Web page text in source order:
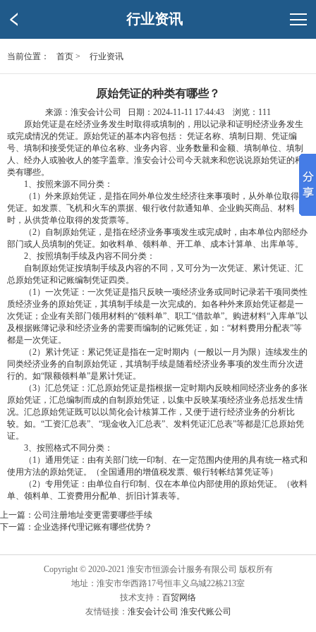
行业资讯
当前位置： 首页 > 行业资讯
原始凭证的种类有哪些？
来源：淮安会计公司 日期：2024-11-11 17:44:43 浏览： 111
原始凭证是在经济业务发生时取得或填制的，用以记录和证明经济业务发生
或完成情况的凭证。原始凭证的基本内容包括： 凭证名称、填制日期、凭证编
号、填制和接受凭证的单位名称、业务内容、业务数量和金额、填制单位、填制
人、经办人或验收人的签字盖章。淮安会计公司今天就来和您说说原始凭证的种
类有哪些。
1、按照来源不同分类：
（1）外来原始凭证，是指在同外单位发生经济往来事项时，从外单位取得的
凭证。如发票、飞机和火车的票据、银行收付款通知单、企业购买商品、材料
时，从供货单位取得的发货票等。
（2）自制原始凭证，是指在经济业务事项发生或完成时，由本单位内部经办
部门或人员填制的凭证。如收料单、领料单、开工单、成本计算单、出库单等。
2、按照填制手续及内容不同分类：
自制原始凭证按填制手续及内容的不同，又可分为一次凭证、累计凭证、汇
总原始凭证和记账编制凭证四类。
（1）一次凭证：一次凭证是指只反映一项经济业务或同时记录若干项同类性
质经济业务的原始凭证，其填制手续是一次完成的。如各种外来原始凭证都是一
次凭证；企业有关部门领用材料的“领料单”、职工“借款单”。购进材料“入库单”以
及根据账簿记录和经济业务的需要而编制的记账凭证，如：“材料费用分配表”等
都是一次凭证。
（2）累计凭证：累记凭证是指在一定时期内（一般以一月为限）连续发生的
同类经济业务的自制原始凭证，其填制手续是随着经济业务事项的发生而分次进
行的。如“限额领料单”是累计凭证。
（3）汇总凭证：汇总原始凭证是指根据一定时期内反映相同经济业务的多张
原始凭证，汇总编制而成的自制原始凭证，以集中反映某项经济业务总括发生情
况。汇总原始凭证既可以以简化会计核算工作，又便于进行经济业务的分析比
较。如。“工资汇总表”、“现金收入汇总表”、发料凭证汇总表”等都是汇总原始凭
证。
3、按照格式不同分类：
（1）通用凭证：由有关部门统一印制、在一定范围内使用的具有统一格式和
使用方法的原始凭证。（全国通用的增值税发票、银行转帐结算凭证等）
（2）专用凭证：由单位自行印制、仅在本单位内部使用的原始凭证。（收料
单、领料单、工资费用分配单、折旧计算表等。
上一篇： 公司注册地址变更需要哪些手续
下一篇： 企业选择代理记账有哪些优势？
Copyright © 2020-2021 淮安市恒源会计服务有限公司 版权所有
地址：淮安市华西路17号恒丰义乌城22栋213室
技术支持： 百贸网络
友情链接： 淮安会计公司 淮安代账公司